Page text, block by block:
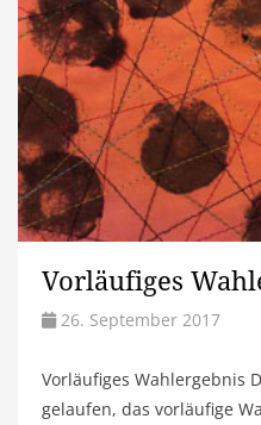
Vorläufiges
26. September 2017
Vorläufiges Wahlergebnis
gelaufen, das vorläufige